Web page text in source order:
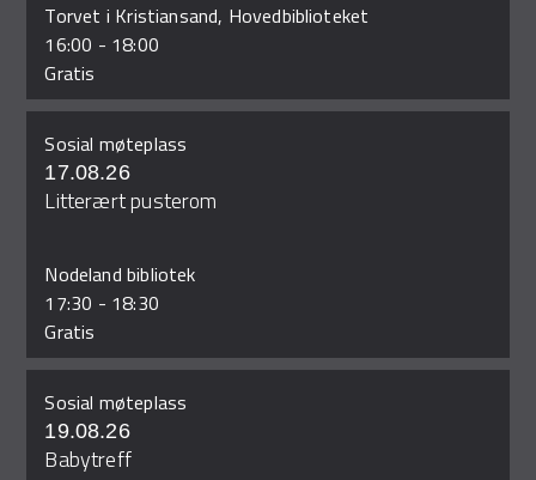
Torvet i Kristiansand, Hovedbiblioteket
16:00 - 18:00
Gratis
Sosial møteplass
17.08.26
Litterært pusterom
Nodeland bibliotek
17:30 - 18:30
Gratis
Sosial møteplass
19.08.26
Babytreff